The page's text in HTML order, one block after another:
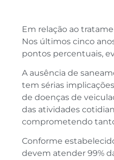
Em relação ao
Nos últimos cinco
pontos percentuais,
A ausência de
tem sérias
de doenças de
das atividades
comprometendo
Conforme
devem atender 99%